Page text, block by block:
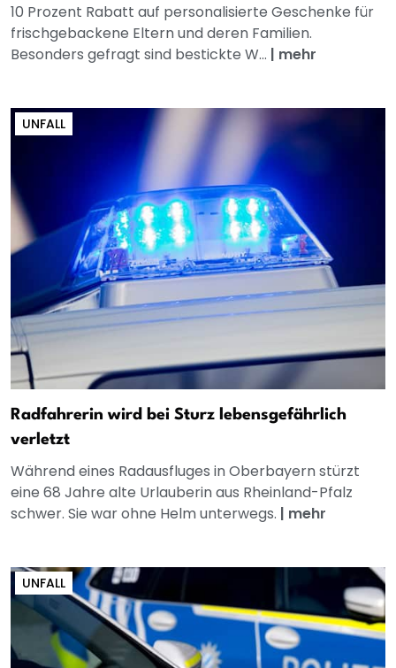
10 Prozent Rabatt auf personalisierte Geschenke für
frischgebackene Eltern und deren Familien.
Besonders gefragt sind bestickte W... | mehr
UNFALL
Radfahrerin wird bei Sturz lebensgefährlich
verletzt
Während eines Radausfluges in Oberbayern stürzt
eine 68 Jahre alte Urlauberin aus Rheinland-Pfalz
schwer. Sie war ohne Helm unterwegs. | mehr
UNFALL